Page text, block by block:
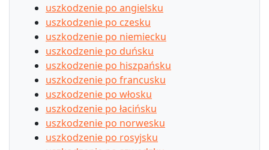
uszkodzenie po angielsku
uszkodzenie po czesku
uszkodzenie po niemiecku
uszkodzenie po duńsku
uszkodzenie po hiszpańsku
uszkodzenie po francusku
uszkodzenie po włosku
uszkodzenie po łacińsku
uszkodzenie po norwesku
uszkodzenie po rosyjsku